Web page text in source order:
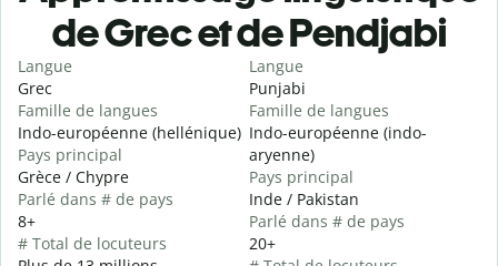
de Grec et de Pendjabi
Langue
Grec
Famille de langues
Indo-européenne (hellénique)
Pays principal
Grèce / Chypre
Parlé dans # de pays
8+
# Total de locuteurs
Langue
Punjabi
Famille de langues
Indo-européenne (indo-
aryenne)
Pays principal
Inde / Pakistan
Parlé dans # de pays
20+